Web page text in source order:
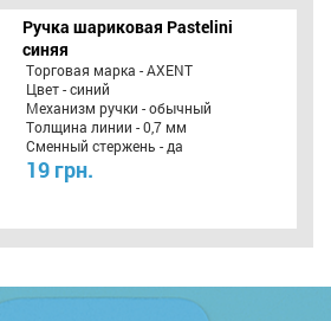
Ручка шариковая Pastelini
синяя
Торговая марка - AXENT
Цвет - синий
Механизм ручки - обычный
Толщина линии - 0,7 мм
Сменный стержень - да
19 грн.